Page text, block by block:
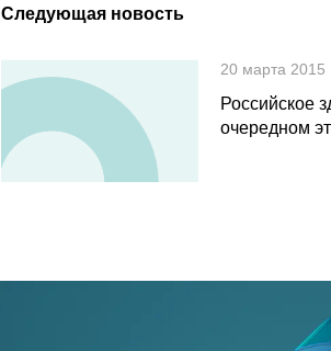
Следующая новость
20 марта 2015
Российское
очередном